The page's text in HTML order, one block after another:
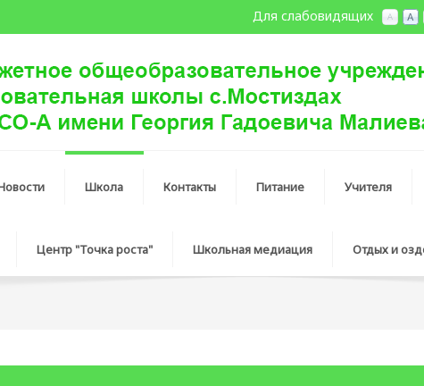
Для слабовидящих
Школа Контакты Питание Учителя
Центр "Точка роста" Школьная медиация Отдых и